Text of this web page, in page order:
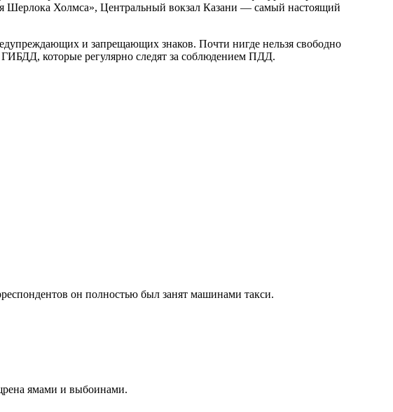
Шерлока Холмса», Центральный вокзал Казани — самый настоящий
и запрещающих знаков. Почти нигде нельзя свободно
ГИБДД, которые регулярно следят за соблюдением ПДД.
он полностью был занят машинами такси.
ямами и выбоинами.